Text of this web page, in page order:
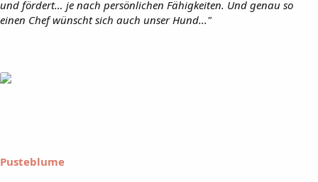
und fördert… je nach persönlichen Fähigkeiten. Und genau so
einen Chef wünscht sich auch unser Hund..."
Pusteblume